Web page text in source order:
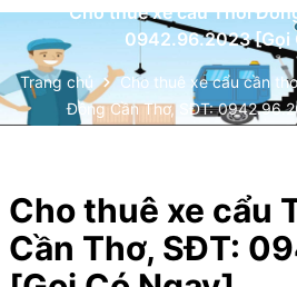
Cho thuê xe cẩu Thới
0942.96.2023 [Gọi
Trang chủ Cho thuê xe cẩu cần
Đồng Cần Thơ, SĐT:
Cho thuê xe cẩu
Cần Thơ, SĐT: